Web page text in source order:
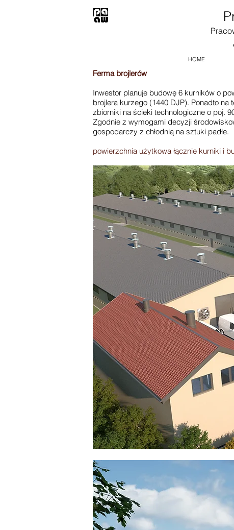
HOME
Ferma brojlerów
Inwestor planuje budowę 6 kurników o
brojlera kurzego (1440 DJP). Ponadto na
zbiorniki na ścieki technologiczne o poj.
Zgodnie z wymogami decyzji
gospodarczy z chłodnią na sztuki padłe.
powierzchnia użytkowa łącznie kurniki i